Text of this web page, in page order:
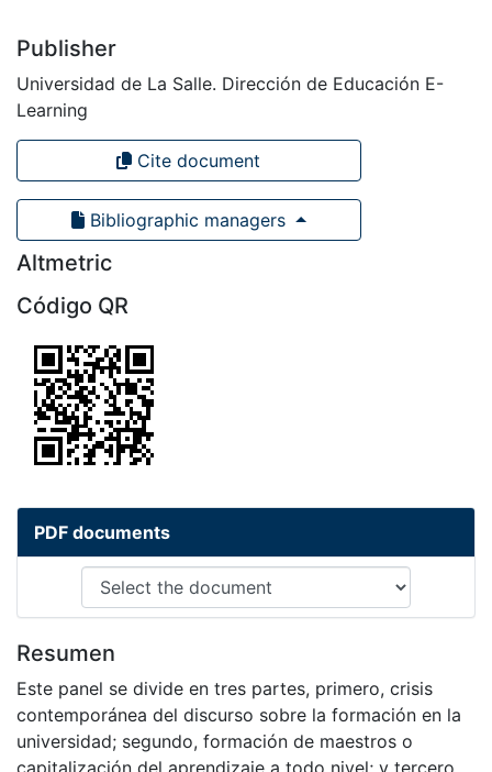
Publisher
Universidad de La Salle. Dirección de Educación E-
Learning
Cite document
Bibliographic managers
Altmetric
Código QR
PDF documents
Resumen
Este panel se divide en tres partes, primero, crisis
contemporánea del discurso sobre la formación en la
universidad; segundo, formación de maestros o